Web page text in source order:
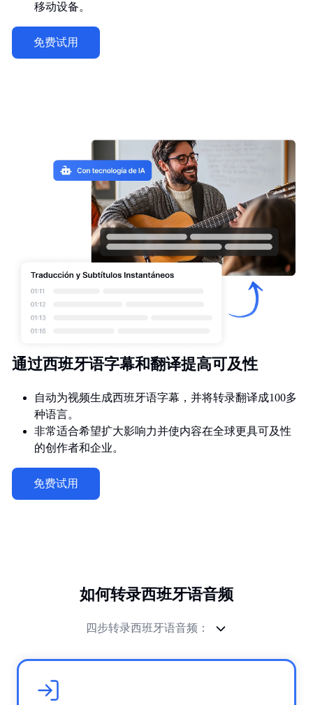
移动设备。
免费试用
通过西班牙语字幕和翻译提高可及性
自动为视频生成西班牙语字幕，并将转录翻译成100多
种语言。
非常适合希望扩大影响力并使内容在全球更具可及性
的创作者和企业。
免费试用
如何转录西班牙语音频
四步转录西班牙语音频：